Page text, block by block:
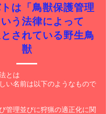
は「鳥獣保護管理
う法律によって
されている野生鳥
獣
とは
い名前は以下のようなもので
管理並びに狩猟の適正化に関